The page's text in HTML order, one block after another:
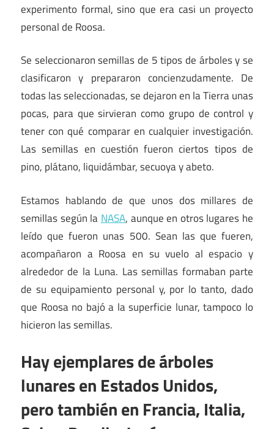
experimento formal, sino que era casi un proyecto
personal de Roosa.
Se seleccionaron semillas de 5 tipos de árboles y se
clasificaron y prepararon concienzudamente. De
todas las seleccionadas, se dejaron en la Tierra unas
pocas, para que sirvieran como grupo de control y
tener con qué comparar en cualquier investigación.
Las semillas en cuestión fueron ciertos tipos de
pino, plátano, liquidámbar, secuoya y abeto.
Estamos hablando de que unos dos millares de
semillas según la NASA, aunque en otros lugares he
leído que fueron unas 500. Sean las que fueren,
acompañaron a Roosa en su vuelo al espacio y
alrededor de la Luna. Las semillas formaban parte
de su equipamiento personal y, por lo tanto, dado
que Roosa no bajó a la superficie lunar, tampoco lo
hicieron las semillas.
Hay ejemplares de árboles
lunares en Estados Unidos,
pero también en Francia, Italia,